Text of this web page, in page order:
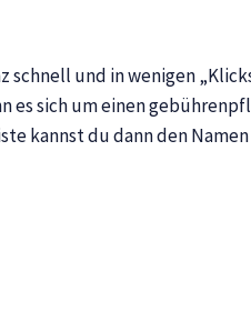
und in wenigen
es sich um einen
kannst du dann den